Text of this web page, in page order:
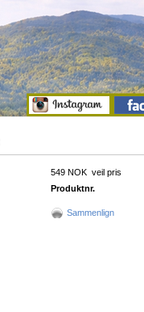
549 NOK veil pris
Produktnr.
Sammenlign